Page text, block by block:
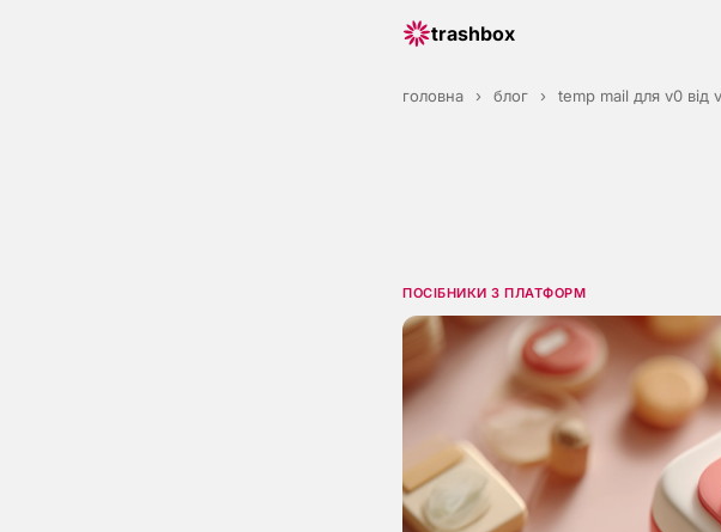
trashbox
головна › блог › temp mail для v0 від
ПОСІБНИКИ З ПЛАТФОРМ